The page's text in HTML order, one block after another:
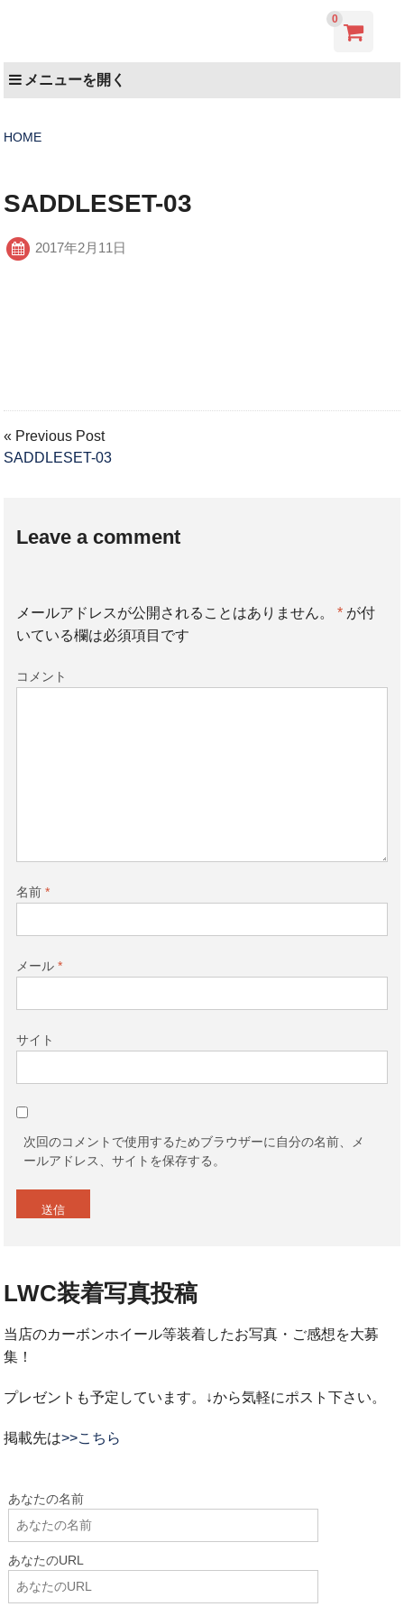
0
メニューを開く
HOME
SADDLESET-03
2017年2月11日
« Previous Post
SADDLESET-03
Leave a comment
メールアドレスが公開されることはありません。 *が付
いている欄は必須項目です
コメント
名前 *
メール *
サイト
次回のコメントで使用するためブラウザーに自分の名前、メ
ールアドレス、サイトを保存する。
LWC装着写真投稿
当店のカーボンホイール等装着したお写真・ご感想を大募
集！
プレゼントも予定しています。↓から気軽にポスト下さい。
掲載先は>>こちら
あなたの名前
あなたのURL